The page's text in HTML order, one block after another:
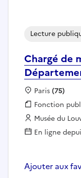
Chargé de
Lecture
Localisation :
Paris(75)
Fonction
Fonction
Employeur :
Musée du
En ligne
Ajouter aux